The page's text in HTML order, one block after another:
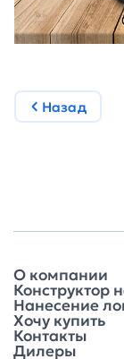
Назад
О компании
Конструктор
Нанесение
Хочу купить
Контакты
Дилеры